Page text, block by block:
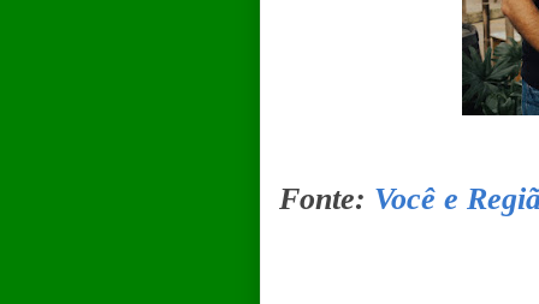
Fonte: Você e